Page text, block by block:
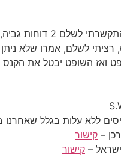
לשלם, אמרו שלא
השופט יבטל את הקנס
ללא עלות בגלל
– קישור
– קישור